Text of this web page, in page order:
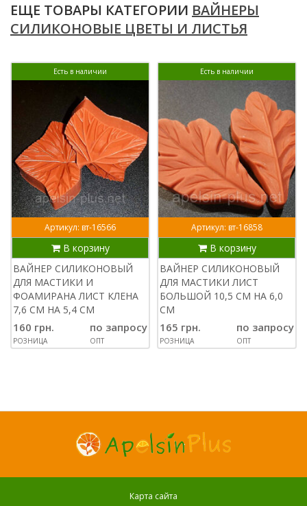
ЕЩЕ ТОВАРЫ КАТЕГОРИИ ВАЙНЕРЫ
СИЛИКОНОВЫЕ ЦВЕТЫ И ЛИСТЬЯ
Есть в наличии
Артикул: вт-16566
В корзину
ВАЙНЕР СИЛИКОНОВЫЙ
ДЛЯ МАСТИКИ И
ФОАМИРАНА ЛИСТ КЛЕНА
7,6 СМ НА 5,4 СМ
160 грн.
РОЗНИЦА
по запросу
ОПТ
Есть в наличии
Артикул: вт-16858
В корзину
ВАЙНЕР СИЛИКОНОВЫЙ
ДЛЯ МАСТИКИ ЛИСТ
БОЛЬШОЙ 10,5 СМ НА 6,0
СМ
165 грн.
РОЗНИЦА
по запросу
ОПТ
Карта сайта